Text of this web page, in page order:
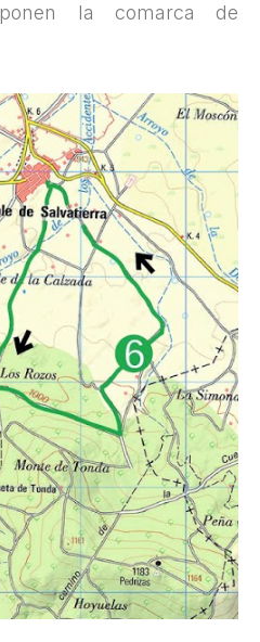
la comarca de